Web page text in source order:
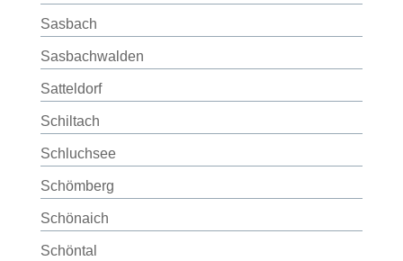
Sasbach
Sasbachwalden
Satteldorf
Schiltach
Schluchsee
Schömberg
Schönaich
Schöntal